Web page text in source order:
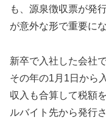
も、源泉徴収票が発
が意外な形で重要に
新卒で入社した会社
その年の1月1日から
収入も合算して税額
ルバイト先から発行